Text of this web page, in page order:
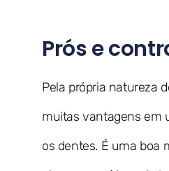
Prós e
Pela própria natureza
muitas vantagens em
os dentes. É uma boa